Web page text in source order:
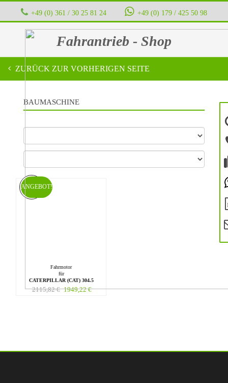
+49 (0) 361 / 30 25 81 24 ‭ ‭ ‭ ‭ +49 (0) 179 / 425 50 98
Fahrantrieb - Shop
ZURÜCK ZUR VORHERIGEN SEITE
BAUMASCHINE
Fahrmotor
für
CATERPILLAR (CAT) 304.5
2115,82€ 1949,22€
ANGEBOT!